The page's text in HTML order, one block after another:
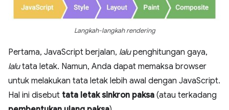
Langkah-langkah rendering
Pertama, JavaScript berjalan, lalupenghitungan gaya,
lalutata letak. Namun, Anda dapat memaksa browser
untuk melakukan tata letak lebih awal dengan JavaScript.
Hal ini disebut tata letak sinkron paksa (atau terkadang